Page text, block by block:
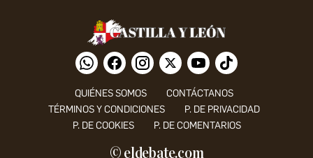
QUIÉNES SOMOS
CONTÁCTANOS
TÉRMINOS Y CONDICIONES
P. DE PRIVACIDAD
P. DE COOKIES
P. DE COMENTARIOS
© eldebate.com